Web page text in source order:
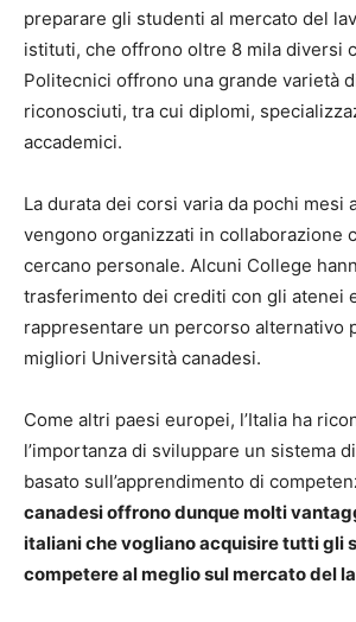
preparare gli studenti al mercato del
istituti, che offrono oltre 8 mila diversi
Politecnici offrono una grande varietà
riconosciuti, tra cui diplomi,
accademici.
La durata dei corsi varia da pochi mesi
vengono organizzati in collaborazione
cercano personale. Alcuni College
trasferimento dei crediti con gli atenei
rappresentare un percorso alternativo
migliori Università canadesi.
Come altri paesi europei, l’Italia ha
l’importanza di sviluppare un sistema
basato sull’apprendimento di
canadesi offrono dunque molti
italiani che vogliano acquisire tutti gli
competere al meglio sul mercato del